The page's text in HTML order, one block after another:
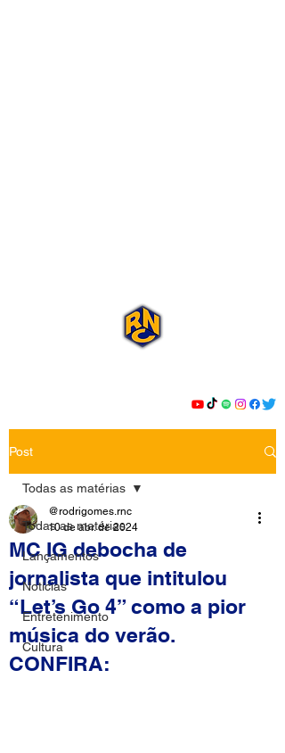
Post
Todas as matérias
Lançamentos
Notícias
Entretenimento
Cultura
Todas as matérias
MC IG debocha de
jornalista que intitulou
“Let’s Go 4” como a pior
música do verão.
CONFIRA:
@rodrigomes.rnc
10 de abr. de 2024